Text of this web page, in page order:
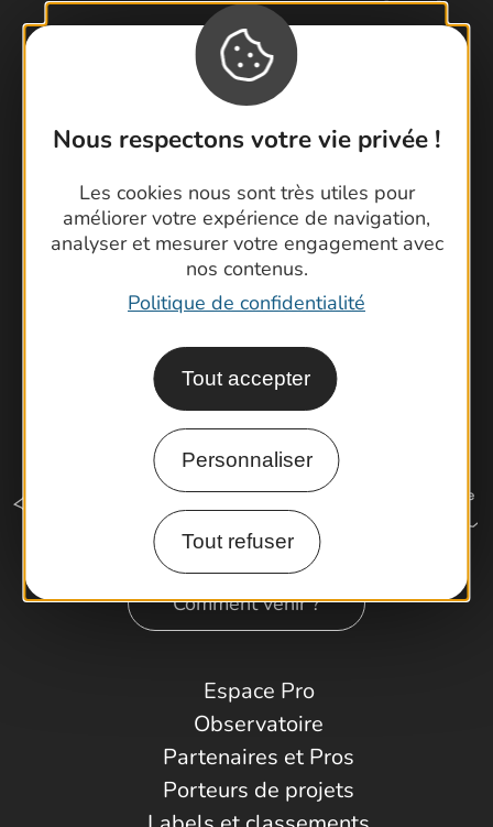
Nous respectons votre vie privée !
Les cookies nous sont très utiles pour
améliorer votre expérience de navigation,
analyser et mesurer votre engagement avec
nos contenus.
Politique de confidentialité
Tout accepter
Personnaliser
Tout refuser
Contactez-nous !
Foire aux questions
Cartoguides et Topoguides
Latitude Gard
Comment venir ?
Espace Pro
Observatoire
Partenaires et Pros
Porteurs de projets